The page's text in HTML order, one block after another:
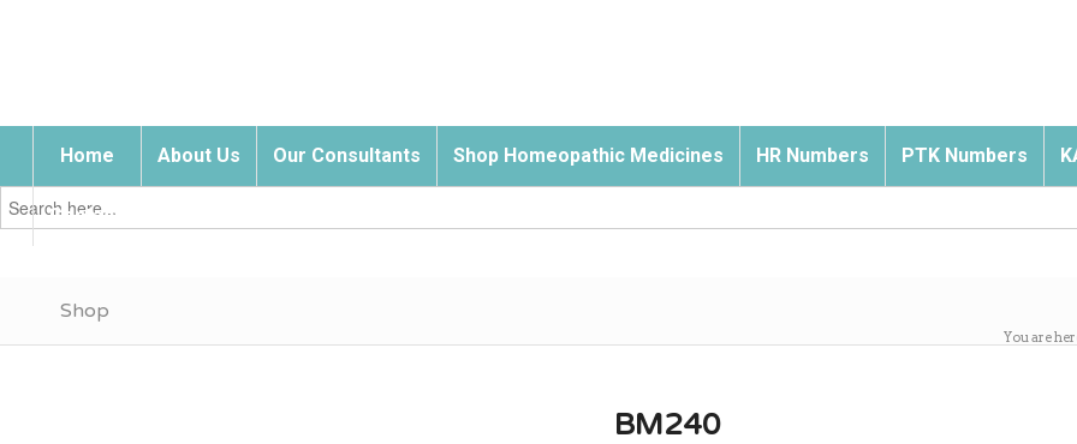
Home About Us Our Consultants Shop Homeopathic Medicines HR Numbers PTK Numbers
Contact Us
Search
for:
Shop
You are
BM240